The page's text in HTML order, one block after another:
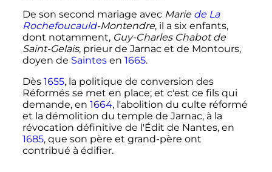
De son second mariage avec Marie de La
Rochefoucauld-Montendre, il a six enfants,
dont notamment, Guy-Charles Chabot de
Saint-Gelais, prieur de Jarnac et de Montours,
doyen de Saintesen 1665.
Dès 1655, la politique de conversion des
Réformés se met en place; et c'est ce fils qui
demande, en 1664, l'abolition du culte réformé
et la démolition du temple de Jarnac, à la
révocation définitive de l'Édit de Nantes, en
1685, que son père et grand-père ont
contribué à édifier.